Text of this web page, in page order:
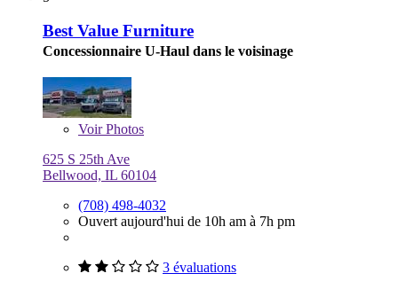
Best Value Furniture
Concessionnaire U-Haul dans le voisinage
VoirPhotos
625 S 25th Ave
Bellwood, IL 60104
(708) 498-4032
Ouvert aujourd'hui de 10h am à 7h pm
3 évaluations